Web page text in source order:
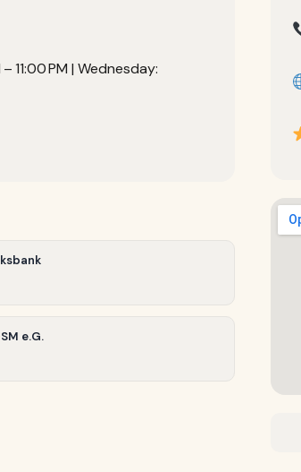
11:00 PM | Wednesday:
e.G.